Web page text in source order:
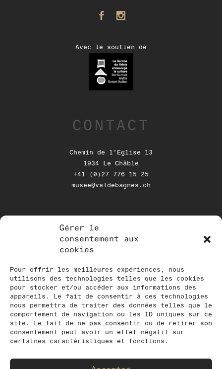
Gérer le
consentement aux
cookies
Pour offrir les meilleures expériences, nous
utilisons des technologies telles que les cookies
pour stocker et/ou accéder aux informations des
appareils. Le fait de consentir à ces technologies
nous permettra de traiter des données telles que le
comportement de navigation ou les ID uniques sur ce
site. Le fait de ne pas consentir ou de retirer son
consentement peut avoir un effet négatif sur
certaines caractéristiques et fonctions.
Avec le soutien de
CONTACT
Chemin de l’Eglise 13
1934 Le Châble
+41 (0)27 776 15 25
musee@valdebagnes.ch
NEWSLETTER
activités en vous inscrivant à notre
newsletter